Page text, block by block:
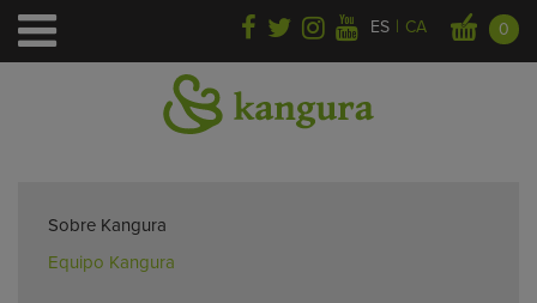
ES | CA 0
Sobre Kangura
Equipo Kangura